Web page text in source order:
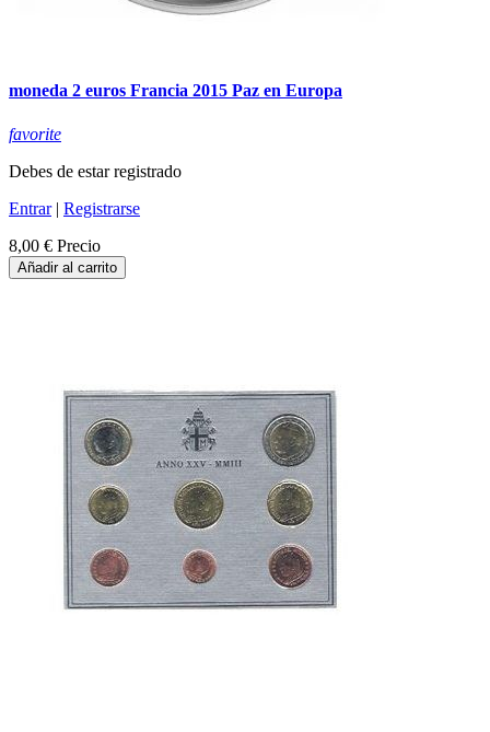
moneda 2 euros Francia 2015 Paz en Europa
favorite
Debes de estar registrado
Entrar| Registrarse
8,00 € Precio
Añadir al carrito